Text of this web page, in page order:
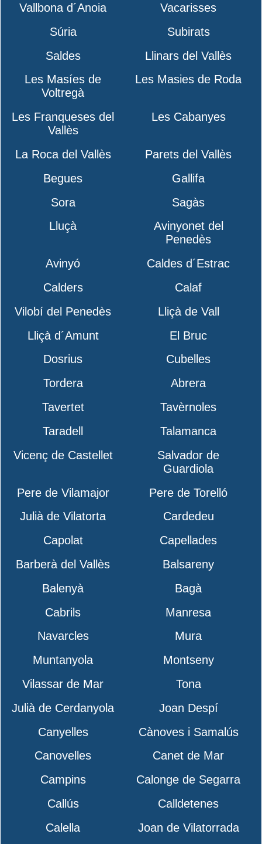
Vallbona d´Anoia
Vacarisses
Súria
Subirats
Saldes
Llinars del Vallès
Les Masíes de
Voltregà
Les Masies de Roda
Les Franqueses del
Vallès
Les Cabanyes
La Roca del Vallès
Parets del Vallès
Begues
Gallifa
Sora
Sagàs
Lluçà
Avinyonet del
Penedès
Avinyó
Caldes d´Estrac
Calders
Calaf
Vilobí del Penedès
Lliçà de Vall
Lliçà d´Amunt
El Bruc
Dosrius
Cubelles
Tordera
Abrera
Tavertet
Tavèrnoles
Taradell
Talamanca
Vicenç de Castellet
Salvador de
Guardiola
Pere de Vilamajor
Pere de Torelló
Julià de Vilatorta
Cardedeu
Capolat
Capellades
Barberà del Vallès
Balsareny
Balenyà
Bagà
Cabrils
Manresa
Navarcles
Mura
Muntanyola
Montseny
Vilassar de Mar
Tona
Julià de Cerdanyola
Joan Despí
Canyelles
Cànoves i Samalús
Canovelles
Canet de Mar
Campins
Calonge de Segarra
Callús
Calldetenes
Calella
Joan de Vilatorrada